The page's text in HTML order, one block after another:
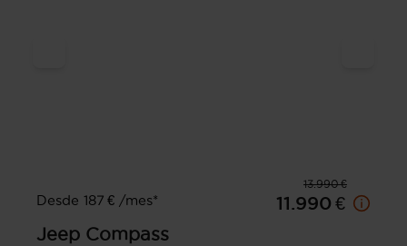
13.990 €
Desde 187 € /mes*
11.990 €
Jeep Compass